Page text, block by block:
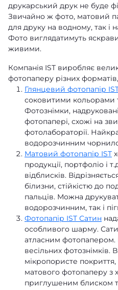
друкарський друк не буде
Звичайно ж фото, матовий
для друку на водному, так і
Фото виглядатимуть
живими.
Компанія IST виробляє
фотопаперу різних
Глянцевий фотопапір
соковитими кольорами
Фотознімки,
фотопапері, схожі на
фотолабораторії.
водорозчинним
Матовий фотопапір IST
продукції, портфоліо і
відблисків.
білизни, стійкістю до
пальців. Можна
водорозчинним, так і
Фотопапір IST Сатин
особливого шарму.
атласним фотопапером.
весільних фотознімків.
мікропористе покриття,
матового фотопаперу з
приглушеним блиском